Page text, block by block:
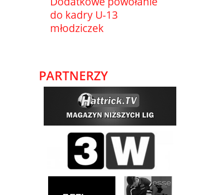
do kadry U-13
młodziczek
PARTNERZY